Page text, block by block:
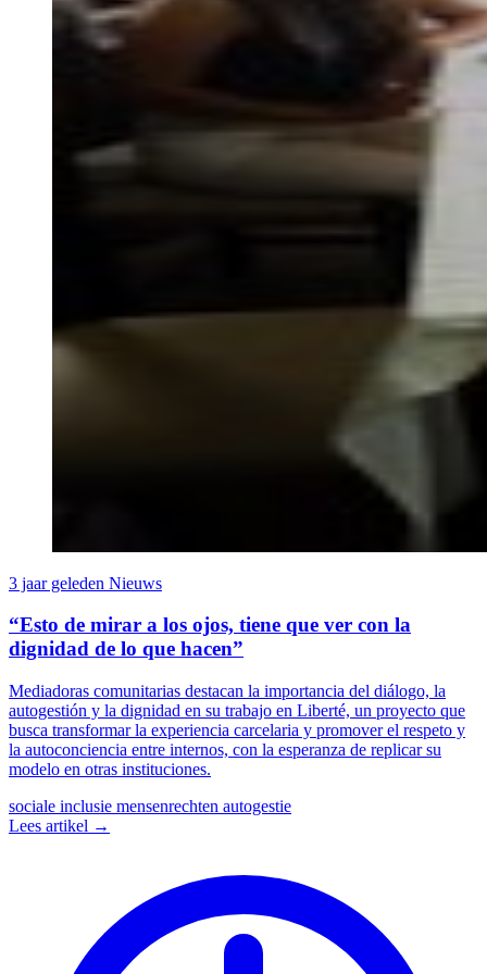
3 jaar geleden Nieuws
“Esto de mirar a los ojos, tiene que ver con la
dignidad de lo que hacen”
Mediadoras comunitarias destacan la importancia del diálogo, la
autogestión y la dignidad en su trabajo en Liberté, un proyecto que
busca transformar la experiencia carcelaria y promover el respeto y
la autoconciencia entre internos, con la esperanza de replicar su
modelo en otras instituciones.
sociale inclusie mensenrechten autogestie
Lees artikel →